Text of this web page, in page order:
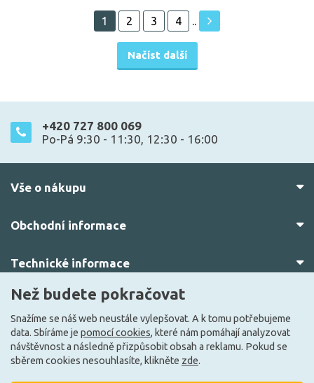
Načíst další
1 2 3 4 ..
+420 727 800 069
Po-Pá 9:30 - 11:30, 12:30 - 16:00
Vše o nákupu
Obchodní informace
Technické informace
O nás
Než budete pokračovat
Snažíme se náš web neustále vylepšovat. A k tomu potřebujeme
data. Sbíráme je pomocí cookies, které nám pomáhají analyzovat
návštěvnost a následně přizpůsobit obsah a reklamu. Pokud se
sběrem cookies nesouhlasíte, klikněte zde.